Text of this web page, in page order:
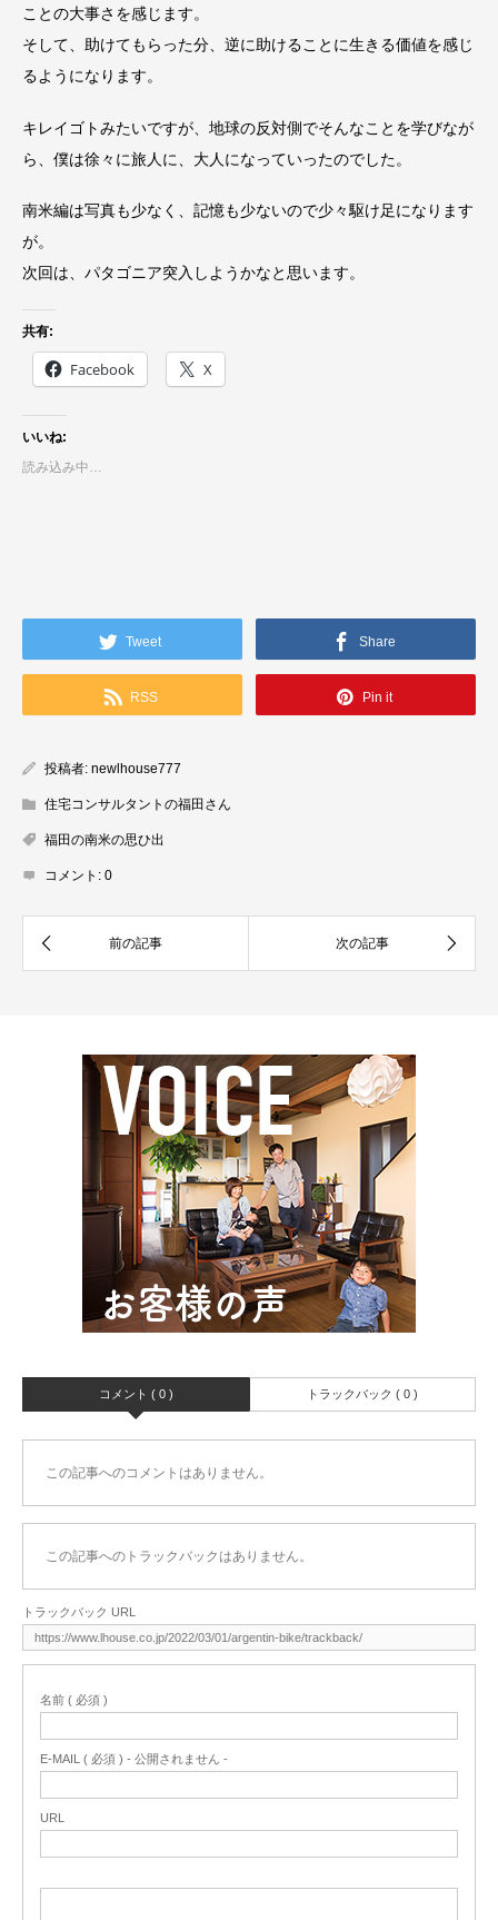
ことの大事さを感じます。
そして、助けてもらった分、逆に助けることに生きる価値を感じ
るようになります。
キレイゴトみたいですが、地球の反対側でそんなことを学びなが
ら、僕は徐々に旅人に、大人になっていったのでした。
南米編は写真も少なく、記憶も少ないので少々駆け足になります
が。
次回は、パタゴニア突入しようかなと思います。
共有:
Facebook X
いいね:
読み込み中…
Tweet Share
RSS Pin it
投稿者: newlhouse777
住宅コンサルタントの福田さん
福田の南米の思ひ出
コメント: 0
コメント ( 0 ) トラックバック ( 0 )
この記事へのコメントはありません。
この記事へのトラックバックはありません。
トラックバック URL
名前 ( 必須 )
E-MAIL ( 必須 ) - 公開されません -
URL